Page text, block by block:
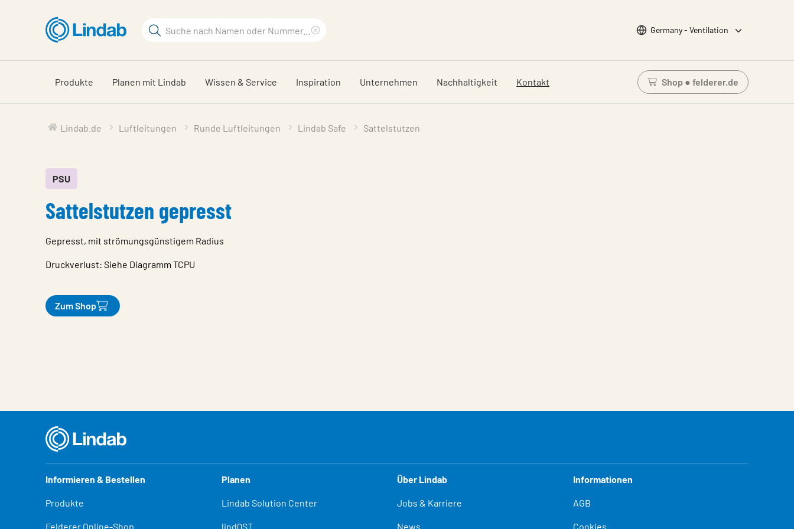
Hauptinhalt
Suchbegriff
durchsuchen
löschen
Wähle Sprache
Germany - Ventilation
Produkte Planen mit Lindab Wissen & Service Inspiration Unternehmen Nachhaltigkeit Kontakt Shop ● felderer.de
Einloggen um den
Lindab.de Luftleitungen Runde Luftleitungen Lindab Safe Sattelstutzen
PSU
Sattelstutzen gepresst
Gepresst, mit strömungsgünstigem Radius
Druckverlust: Siehe Diagramm TCPU
Zum Shop
Informieren & Bestellen
Produkte
Felderer Online-Shop
Planen
Lindab Solution Center
lindQST
Über Lindab
Jobs & Karriere
News
Informationen
AGB
Cookies